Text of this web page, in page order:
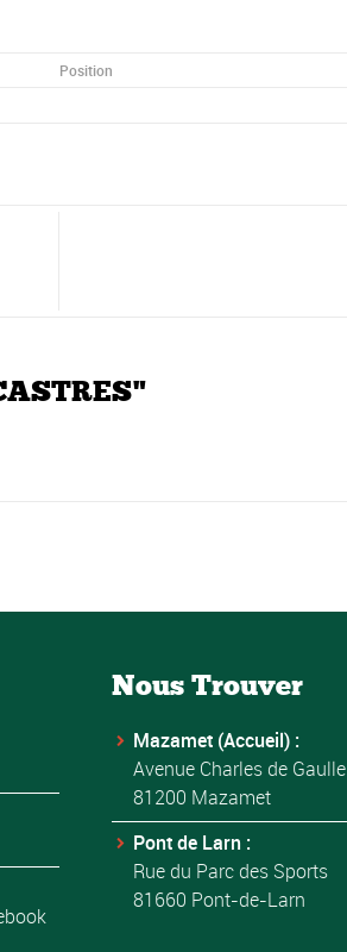
Position
Nous Trouver
Mazamet (Accueil) :
Avenue Charles de Gaulle
81200 Mazamet
Pont de Larn :
Rue du Parc des Sports
81660 Pont-de-Larn